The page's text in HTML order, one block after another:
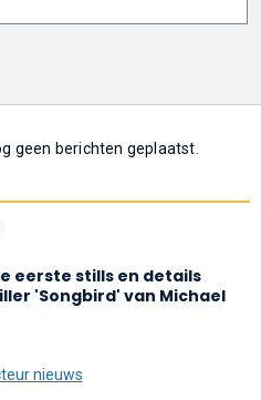
geen berichten geplaatst.
eerste stills en details
'Songbird' van Michael
nieuws